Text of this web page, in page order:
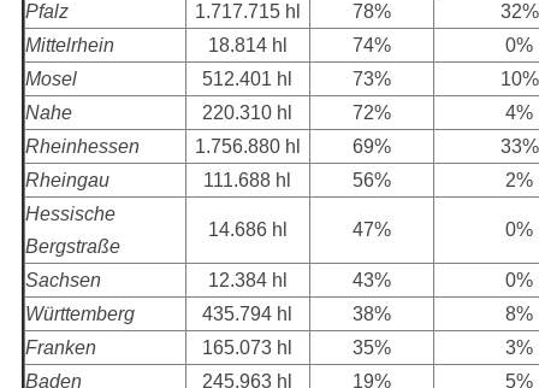
Pfalz
1.717.715 hl 78%
32%
Mittelrhein
18.814 hl 74%
0%
Mosel
512.401 hl 73%
10%
Nahe
220.310 hl 72%
4%
Rheinhessen
1.756.880 hl 69%
33%
Rheingau
111.688 hl 56%
2%
Hessische
Bergstraße
14.686 hl 47% 0%
Sachsen 12.384 hl 43%
0%
Württemberg
435.794 hl 38%
8%
Franken
165.073 hl 35%
3%
Baden
245.963 hl 19% 5%